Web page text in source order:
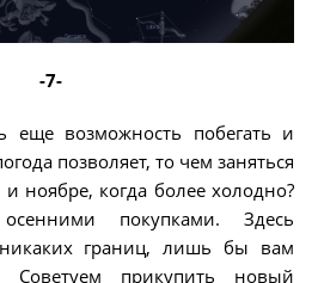
-7-
еще возможность побегать и
позволяет, то чем заняться
ноябре, когда более холодно?
покупками. Здесь
границ, лишь бы вам
Советуем прикупить новый